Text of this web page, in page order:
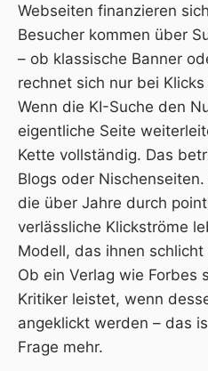
Webseiten finanzieren
Besucher kommen über
– ob klassische Banner
rechnet sich nur bei
Wenn die KI-Suche den
eigentliche Seite
Kette vollständig. Das
Blogs oder
die über Jahre durch
verlässliche Klickströme
Modell, das ihnen
Ob ein Verlag wie Forbes
Kritiker leistet, wenn
angeklickt werden – das
Frage mehr.